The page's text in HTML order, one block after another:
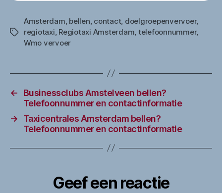
Tags
Amsterdam bellen contact, doelgroepenvervoer,
regiotaxi Regiotaxi Amsterdam telefoonnummer,
Wmo vervoer
←
Businessclubs Amstelveen bellen?
Telefoonnummer en contactinformatie
→
Taxicentrales Amsterdam bellen?
Telefoonnummer en contactinformatie
Geef een reactie